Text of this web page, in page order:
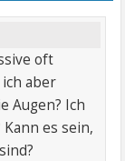
oft
aber
Augen? Ich
es sein,